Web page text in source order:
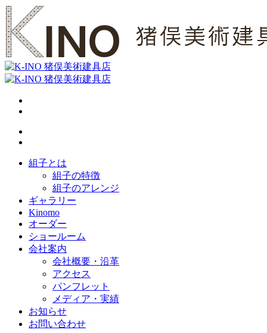
組子とは
組子の特徴
組子のアレンジ
ギャラリー
Kinomo
オーダー
ショールーム
会社案内
会社概要・沿革
アクセス
パンフレット
メディア・実績
お知らせ
お問い合わせ